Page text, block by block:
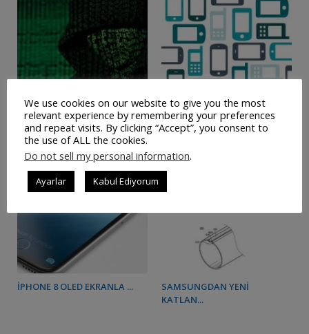
DÜNYA “WANNA CRY... MOBIL İNTERNET TRAFIĞI...
IPHONE 8 OLED EKRANLA ...
SAMSUNGDAN YENI
KATLAN...
We use cookies on our website to give you the most
relevant experience by remembering your preferences
and repeat visits. By clicking “Accept”, you consent to
the use of ALL the cookies.
Do not sell my personal information.
Ayarlar Kabul Ediyorum